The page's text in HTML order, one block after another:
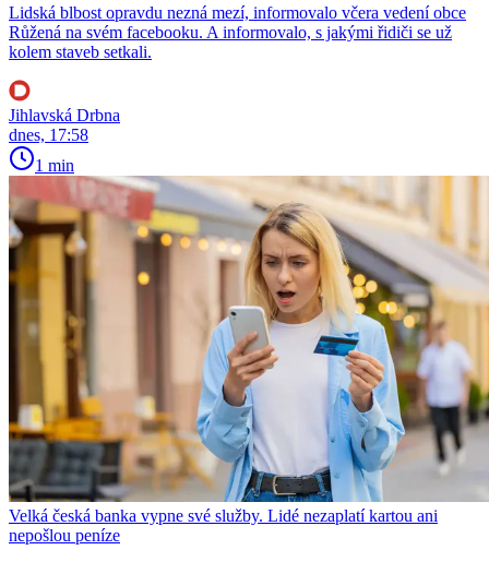
Lidská blbost opravdu nezná mezí, informovalo včera vedení obce
Růžená na svém facebooku. A informovalo, s jakými řidiči se už
kolem staveb setkali.
Jihlavská Drbna
dnes, 17:58
1 min
Velká česká banka vypne své služby. Lidé nezaplatí kartou ani
nepošlou peníze